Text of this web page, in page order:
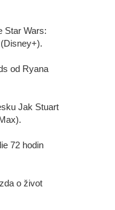
Star Wars:
od Ryana
Jak Stuart
72 hodin
o život